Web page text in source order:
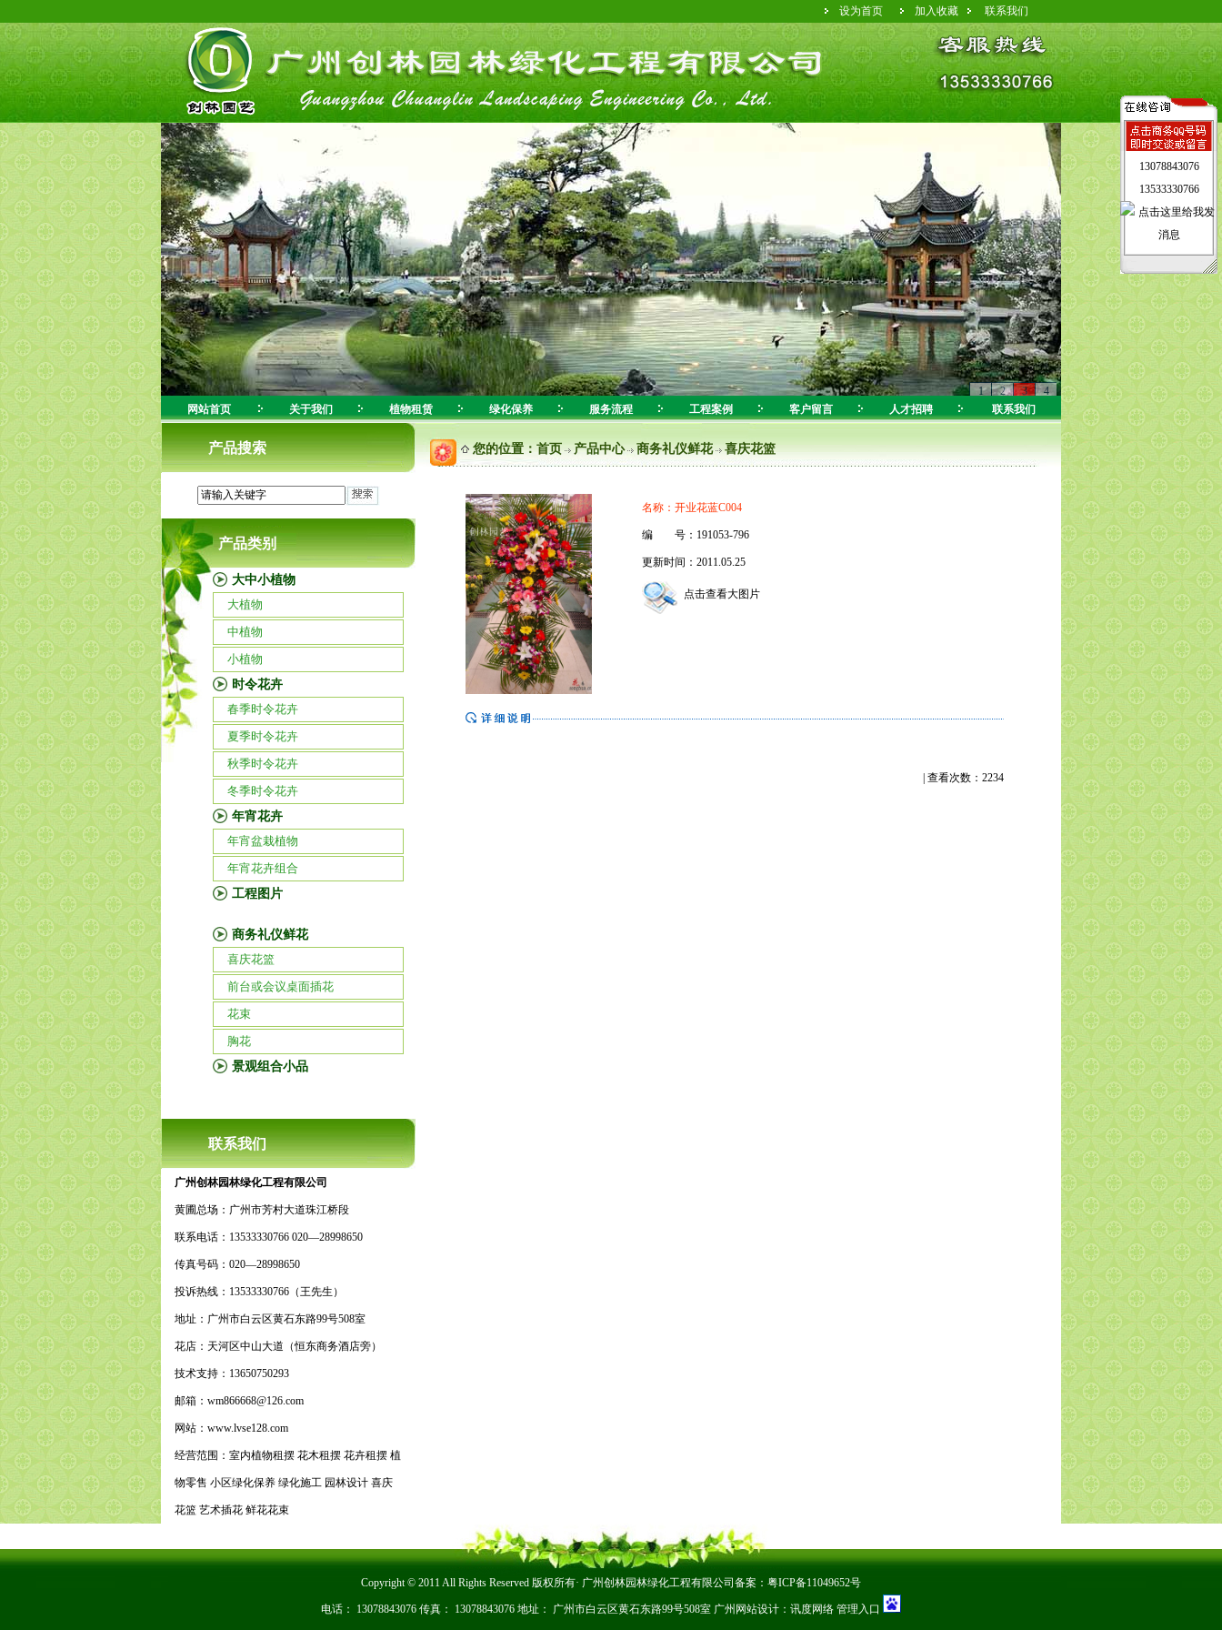
13078843076
13533330766
设为首页 加入收藏 联系我们
4
3
2
1
网站首页
关于我们 植物租赁 绿化保养 服务流程 工程案例 客户留言 人才招聘 联系我们
产品搜索
产品类别
大中小植物
大植物
中植物
小植物
时令花卉
春季时令花卉
夏季时令花卉
秋季时令花卉
冬季时令花卉
年宵花卉
年宵盆栽植物
年宵花卉组合
工程图片
商务礼仪鲜花
喜庆花篮
前台或会议桌面插花
花束
胸花
景观组合小品
联系我们
广州创林园林绿化工程有限公司
黄圃总场：广州市芳村大道珠江桥段
联系电话：13533330766 020—28998650
传真号码：020—28998650
投诉热线：13533330766（王先生）
地址：广州市白云区黄石东路99号508室
花店：天河区中山大道（恒东商务酒店旁）
技术支持：13650750293
邮箱：wm866668@126.com
网站：www.lvse128.com
经营范围：室内植物租摆 花木租摆 花卉租摆 植
物零售 小区绿化保养 绿化施工 园林设计 喜庆
花篮 艺术插花 鲜花花束
您的位置：首页 产品中心 商务礼仪鲜花 喜庆花篮
名称：开业花蓝C004
编 号：191053-796
更新时间：2011.05.25
点击查看大图片
| 查看次数：2234
Copyright © 2011 All Rights Reserved 版权所有· 广州创林园林绿化工程有限公司备案： 粤ICP备11049652号
电话： 13078843076 传真： 13078843076 地址： 广州市白云区黄石东路99号508室 广州网站设计： 讯度网络 管理入口